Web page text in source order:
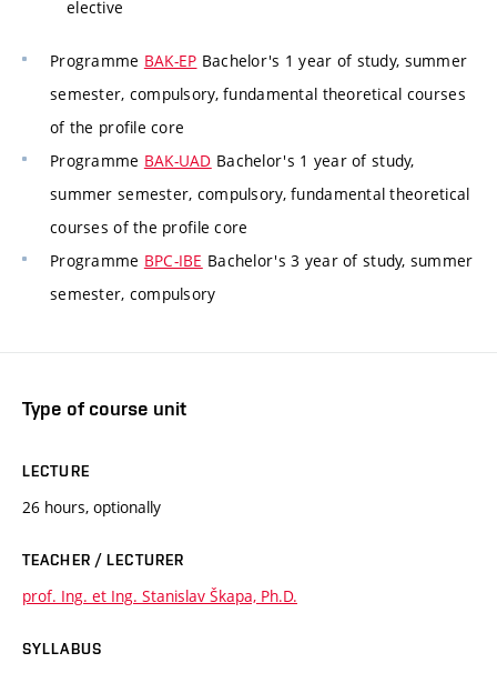
elective
Programme BAK-EP Bachelor's 1 year of study, summer
semester, compulsory, fundamental theoretical courses
of the profile core
Programme BAK-UAD Bachelor's 1 year of study,
summer semester, compulsory, fundamental theoretical
courses of the profile core
Programme BPC-IBE Bachelor's 3 year of study, summer
semester, compulsory
Type of course unit
LECTURE
26 hours, optionally
TEACHER / LECTURER
prof. Ing. et Ing. Stanislav Škapa, Ph.D.
SYLLABUS